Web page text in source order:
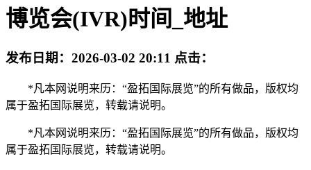
博览会(IVR)时间_地址
发布日期： 2026-03-02 20:11 点击：
*凡本网说明来历：“盈拓国际展览”的所有做品，版权均
属于盈拓国际展览，转载请说明。
*凡本网说明来历：“盈拓国际展览”的所有做品，版权均
属于盈拓国际展览，转载请说明。